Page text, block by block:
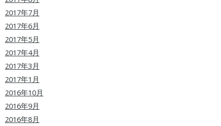
2017年7月
2017年6月
2017年5月
2017年4月
2017年3月
2017年1月
2016年10月
2016年9月
2016年8月